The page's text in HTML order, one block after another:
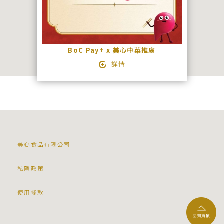
中文
BoC Pay+ x 美心中菜推廣
詳情
美心食品有限公司
私隱政策
使用條款